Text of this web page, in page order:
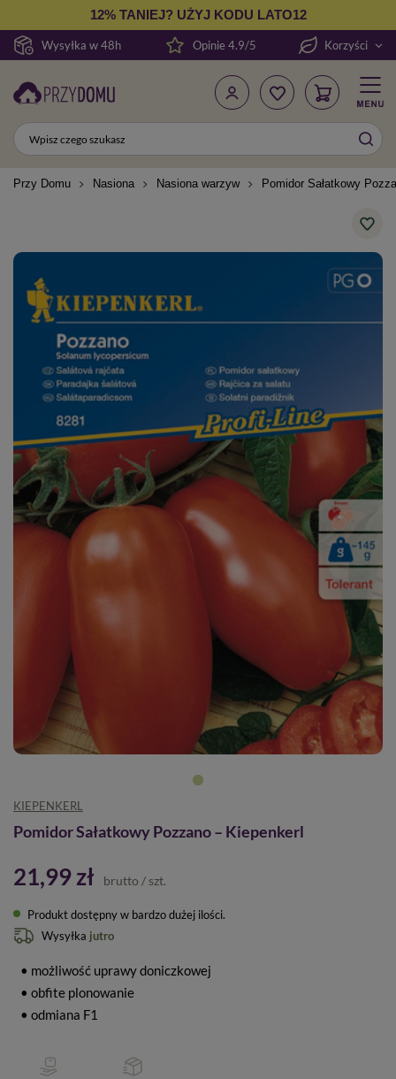
Wysyłka w 48h
12% TANIEJ? UŻYJ KODU LATO12
Opinie 4.9/5 Korzyści
Przy Domu Nasiona Nasiona warzyw Pomidor Sałatkowy
KIEPENKERL
Pomidor Sałatkowy Pozzano – Kiepenkerl
21,99 zł brutto / szt.
Produkt dostępny w bardzo dużej ilości
Wysyłka jutro
• możliwość uprawy doniczkowej
• obfite plonowanie
• odmiana F1